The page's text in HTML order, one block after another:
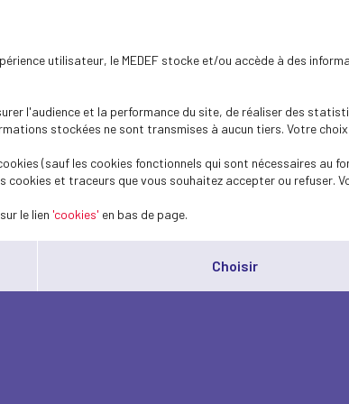
utilisateur, le MEDEF stocke et/ou accède à des
l'audience et la performance du site, de réaliser des
stockées ne sont transmises à aucun tiers. Votre
(sauf les cookies fonctionnels qui sont nécessaires
et traceurs que vous souhaitez accepter ou refuser.
le lien 'cookies' en bas de page.
Choisir